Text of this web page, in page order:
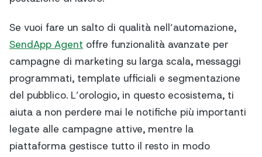
Se vuoi fare un salto di qualità nell’automazione,
SendApp Agent offre funzionalità avanzate per
campagne di marketing su larga scala, messaggi
programmati, template ufficiali e segmentazione
del pubblico. L’orologio, in questo ecosistema, ti
aiuta a non perdere mai le notifiche più importanti
legate alle campagne attive, mentre la
piattaforma gestisce tutto il resto in modo